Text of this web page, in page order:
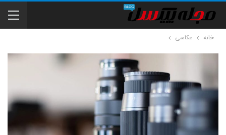
خانه عکاسی